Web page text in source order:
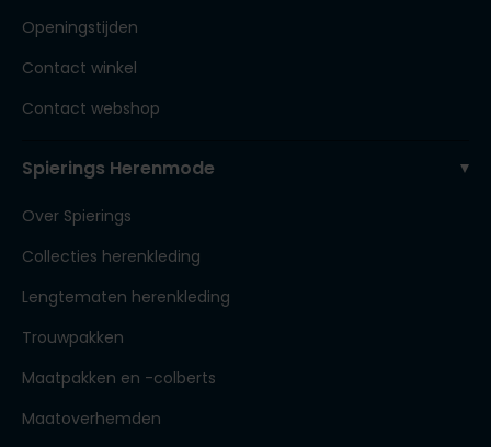
Openingstijden
Contact winkel
Contact webshop
Spierings Herenmode
Over Spierings
Collecties herenkleding
Lengtematen herenkleding
Trouwpakken
Maatpakken en -colberts
Maatoverhemden